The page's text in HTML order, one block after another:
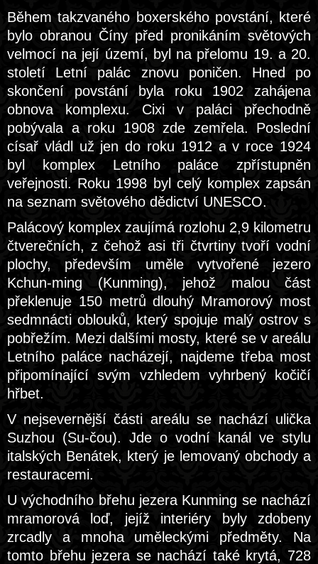
Během takzvaného boxerského povstání, které
bylo obranou Číny před pronikáním světových
velmocí na její území, byl na přelomu 19. a 20.
století Letní palác znovu poničen. Hned po
skončení povstání byla roku 1902 zahájena
obnova komplexu. Cixi v paláci přechodně
pobývala a roku 1908 zde zemřela. Poslední
císař vládl už jen do roku 1912 a v roce 1924
byl komplex Letního paláce zpřístupněn
veřejnosti. Roku 1998 byl celý komplex zapsán
na seznam světového dědictví UNESCO.
Palácový komplex zaujímá rozlohu 2,9 kilometru
čtverečních, z čehož asi tři čtvrtiny tvoří vodní
plochy, především uměle vytvořené jezero
Kchun-ming (Kunming), jehož malou část
překlenuje 150 metrů dlouhý Mramorový most
sedmnácti oblouků, který spojuje malý ostrov s
pobřežím. Mezi dalšími mosty, které se v areálu
Letního paláce nacházejí, najdeme třeba most
připomínající svým vzhledem vyhrbený kočičí
hřbet.
V nejsevernější části areálu se nachází ulička
Suzhou (Su-čou). Jde o vodní kanál ve stylu
italských Benátek, který je lemovaný obchody a
restauracemi.
U východního břehu jezera Kunming se nachází
mramorová loď, jejíž interiéry byly zdobeny
zrcadly a mnoha uměleckými předměty. Na
tomto břehu jezera se nachází také krytá, 728